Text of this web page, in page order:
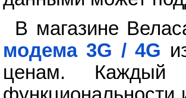
В магазине
модема 3G / 4G
ценам. Каждый